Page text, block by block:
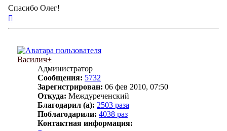
Спасибо Олег!
Василич+
Администратор
Сообщения: 5732
Зарегистрирован: 06 фев 2010, 07:50
Откуда: Междуреченский
Благодарил (а): 2503 раза
Поблагодарили: 4038 раз
Контактная информация: